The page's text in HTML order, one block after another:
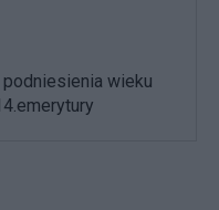
podniesienia wieku